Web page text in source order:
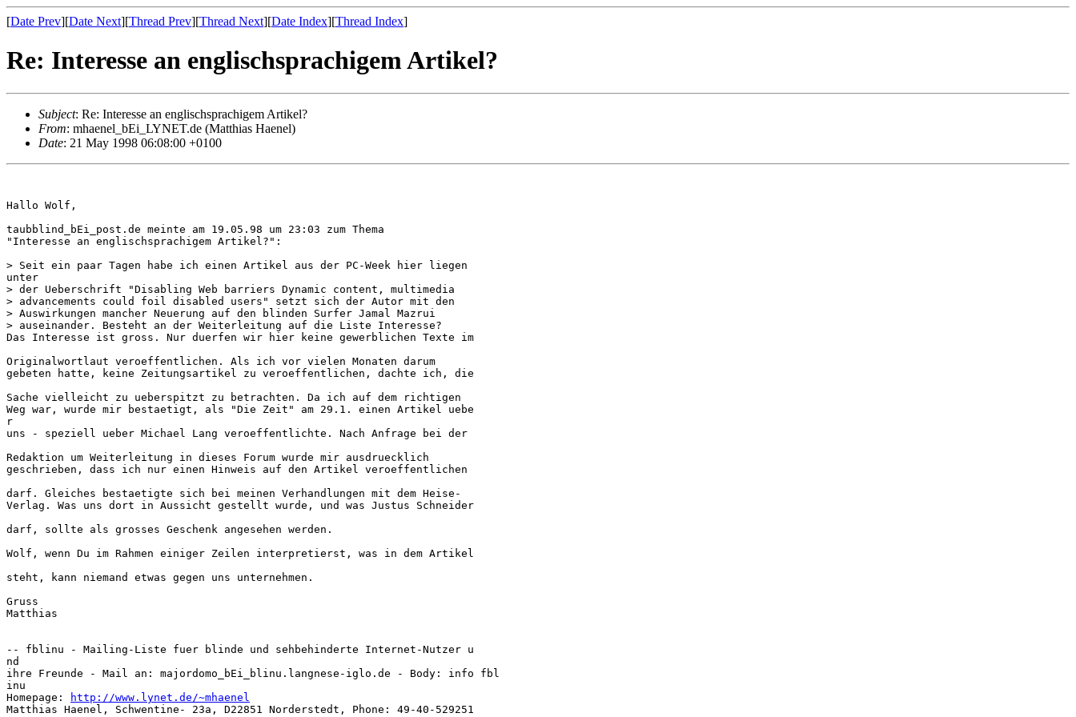
[Date Prev][Date Next][Thread Prev][Thread Next][Date Index][Thread Index]
Re: Interesse an englischsprachigem Artikel?
Subject: Re: Interesse an englischsprachigem Artikel?
From: mhaenel_bEi_LYNET.de (Matthias Haenel)
Date: 21 May 1998 06:08:00 +0100
Hallo Wolf,
taubblind_bEi_post.de meinte am 19.05.98 um 23:03 zum Thema
"Interesse an englischsprachigem Artikel?":
> Seit ein paar Tagen habe ich einen Artikel aus der PC-Week hier liegen
unter
> der Ueberschrift "Disabling Web barriers Dynamic content, multimedia
> advancements could foil disabled users" setzt sich der Autor mit den
> Auswirkungen mancher Neuerung auf den blinden Surfer Jamal Mazrui
> auseinander. Besteht an der Weiterleitung auf die Liste Interesse?
Das Interesse ist gross. Nur duerfen wir hier keine gewerblichen Texte im
Originalwortlaut veroeffentlichen. Als ich vor vielen Monaten darum
gebeten hatte, keine Zeitungsartikel zu veroeffentlichen, dachte ich, die
Sache vielleicht zu ueberspitzt zu betrachten. Da ich auf dem richtigen
Weg war, wurde mir bestaetigt, als "Die Zeit" am 29.1. einen Artikel uebe
r
uns - speziell ueber Michael Lang veroeffentlichte. Nach Anfrage bei der
Redaktion um Weiterleitung in dieses Forum wurde mir ausdruecklich
geschrieben, dass ich nur einen Hinweis auf den Artikel veroeffentlichen
darf. Gleiches bestaetigte sich bei meinen Verhandlungen mit dem Heise-
Verlag. Was uns dort in Aussicht gestellt wurde, und was Justus Schneider
darf, sollte als grosses Geschenk angesehen werden.
Wolf, wenn Du im Rahmen einiger Zeilen interpretierst, was in dem Artikel
steht, kann niemand etwas gegen uns unternehmen.
Gruss
Matthias
-- fblinu - Mailing-Liste fuer blinde und sehbehinderte Internet-Nutzer u
nd
ihre Freunde - Mail an: majordomo_bEi_blinu.langnese-iglo.de - Body: info fbl
inu
Homepage:
http://www.lynet.de/~mhaenel
Matthias Haenel, Schwentine- 23a, D22851 Norderstedt, Phone: 49-40-529251